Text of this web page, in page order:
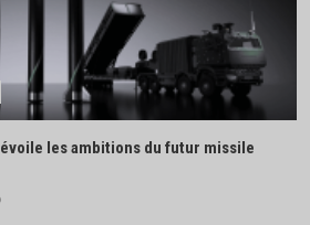
les ambitions du futur missile